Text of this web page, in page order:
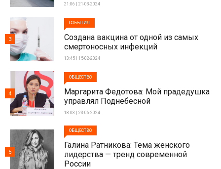
21:06 | 21-03-2024
СОБЫТИЯ
Создана вакцина от одной из самых
смертоносных инфекций
13:45 | 15-02-2024
3
ОБЩЕСТВО
Маргарита Федотова: Мой прадедушка
управлял Поднебесной
18:03 | 23-06-2024
4
ОБЩЕСТВО
Галина Ратникова: Тема женского
лидерства — тренд современной
России
5